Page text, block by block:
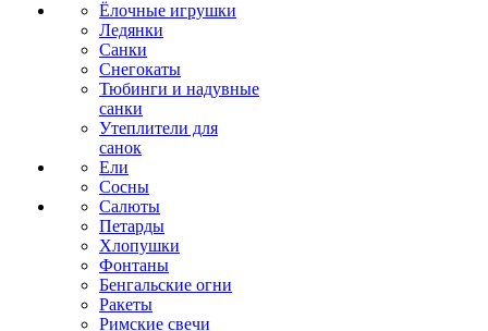
Ёлочные игрушки
Ледянки
Санки
Снегокаты
Тюбинги и надувные
санки
Утеплители для
санок
Ели
Сосны
Салюты
Петарды
Хлопушки
Фонтаны
Бенгальские огни
Ракеты
Римские свечи